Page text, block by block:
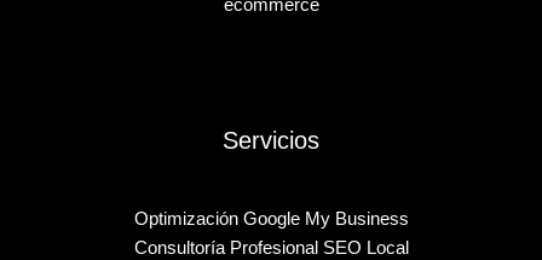
Servicios
Optimización Google My Business
Consultoría Profesional SEO Local